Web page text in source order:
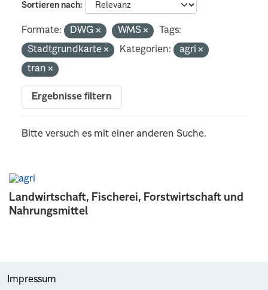
Landwirtschaft, Fischerei, Forstwirtschaft und
Nahrungsmittel
Sortieren nach
Formate: DWG WMS
Tags:
Stadtgrundkarte
Kategorien:
agri
tran
Ergebnisse filtern
Bitte versuch es mit einer anderen Suche.
Impressum